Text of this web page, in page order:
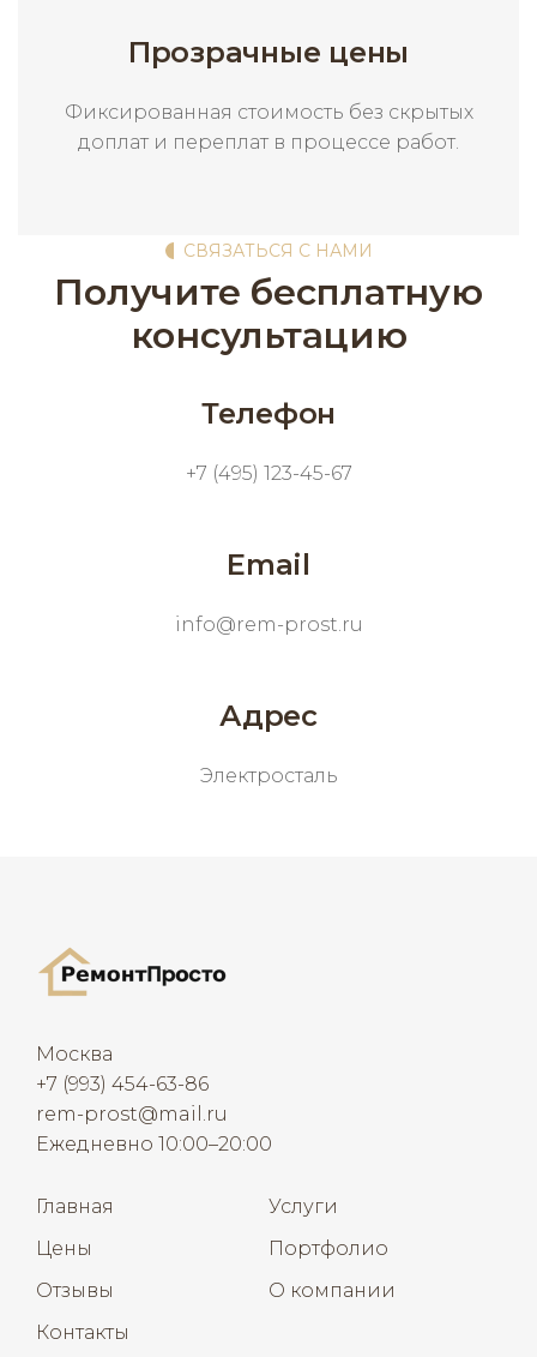
Прозрачные цены
Фиксированная стоимость без скрытых
доплат и переплат в процессе работ.
СВЯЗАТЬСЯ С НАМИ
Получите бесплатную
консультацию
Телефон
+7 (495) 123-45-67
Email
info@rem-prost.ru
Адрес
Электросталь
Москва
+7 (993) 454-63-86
rem-prost@mail.ru
Ежедневно 10:00–20:00
Главная
Услуги
Цены
Портфолио
Отзывы
О компании
Контакты